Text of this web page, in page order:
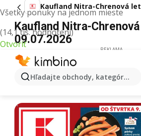
Všetky ponuky na jednom mieste
(14,1 tis. hodnotení)
Otvoriť
Hľadajte obchody, kategórie,
Kaufland Nitra-Chrenová
Kaufland Nitra-
09.07.2026
REKLAMA